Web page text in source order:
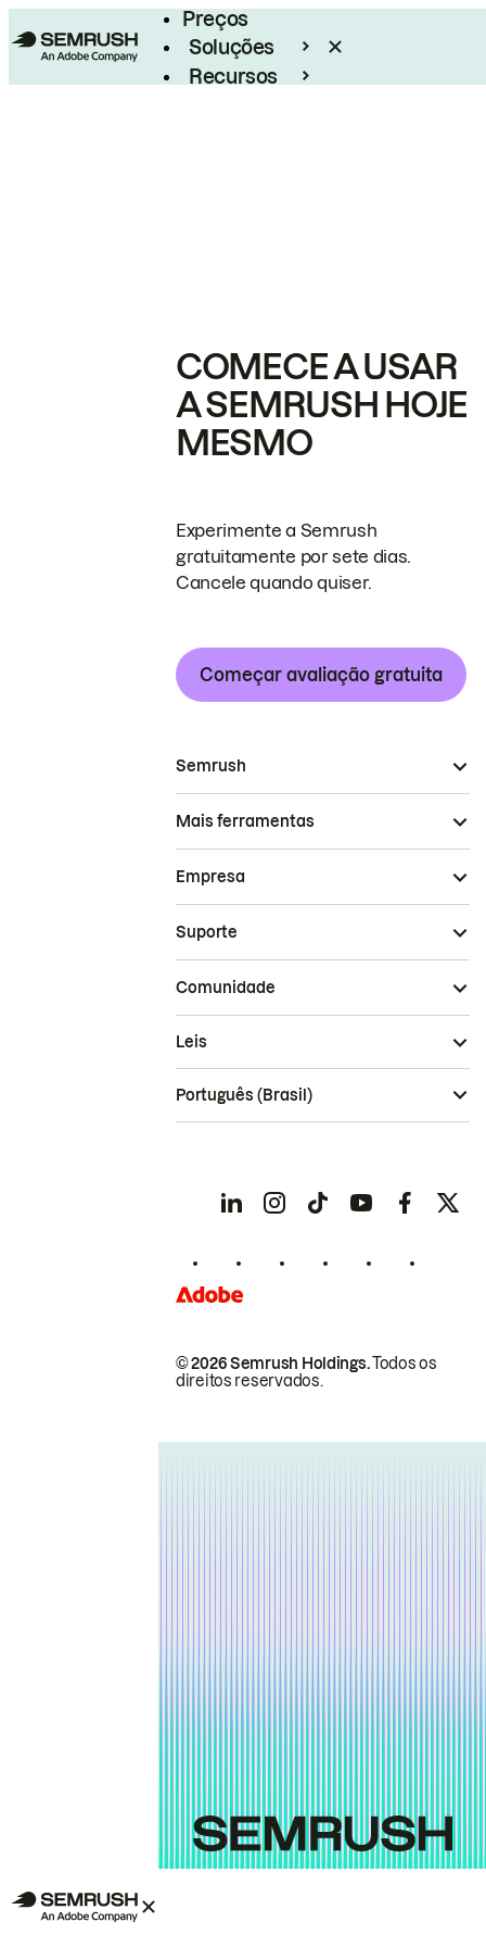
Preços
Soluções
Recursos
COMECE A USAR
A SEMRUSH HOJE
MESMO
Experimente a Semrush
gratuitamente por sete dias.
Cancele quando quiser.
Começar avaliação gratuita
Semrush
Mais ferramentas
Empresa
Suporte
Comunidade
© 2026 Semrush Holdings.Todos os
direitos reservados.
Leis
Português (Brasil)